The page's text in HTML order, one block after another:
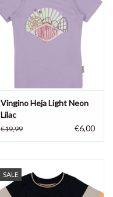
Vingino Heja Light Neon
Lilac
€19,99 €6,00
SALE